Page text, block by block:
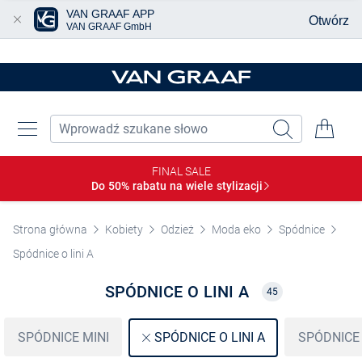
FINAL SALE
Do 50% rabatu na wiele stylizacji
Strona główna Kobiety Odzież Moda eko
Spódnice
Spódnice o lini A
SPÓDNICE O LINI A 45
SPÓDNICE MINI SPÓDNICE O LINI A
VAN GRAAF APP
VAN GRAAF GmbH Otwórz